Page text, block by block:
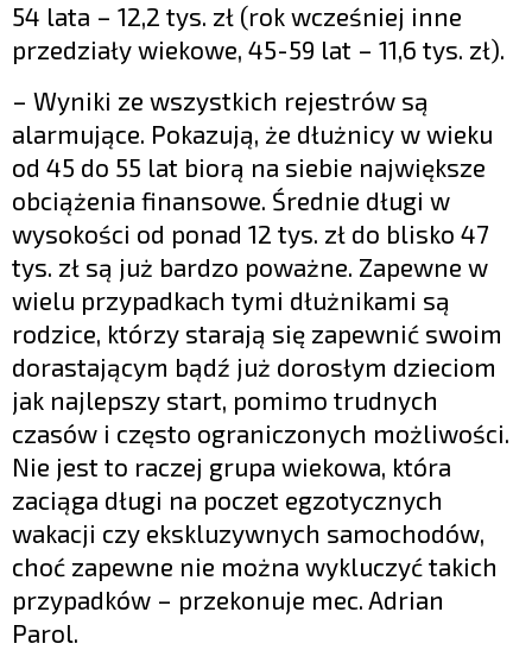
54 lata – 12,2 tys. zł (rok wcześniej inne
przedziały wiekowe, 45-59 lat – 11,6 tys. zł).
– Wyniki ze wszystkich rejestrów są
alarmujące. Pokazują, że dłużnicy w wieku
od 45 do 55 lat biorą na siebie największe
obciążenia finansowe. Średnie długi w
wysokości od ponad 12 tys. zł do blisko 47
tys. zł są już bardzo poważne. Zapewne w
wielu przypadkach tymi dłużnikami są
rodzice, którzy starają się zapewnić swoim
dorastającym bądź już dorosłym dzieciom
jak najlepszy start, pomimo trudnych
czasów i często ograniczonych możliwości.
Nie jest to raczej grupa wiekowa, która
zaciąga długi na poczet egzotycznych
wakacji czy ekskluzywnych samochodów,
choć zapewne nie można wykluczyć takich
przypadków – przekonuje mec. Adrian
Parol.